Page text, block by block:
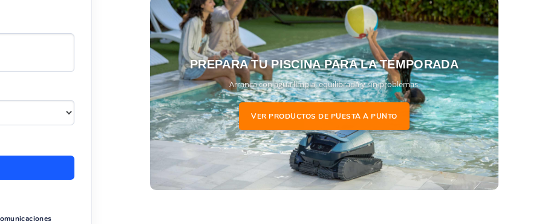
y mantenimiento de tu piscina.
PREPARA TU PISCINA PARA LA TEMPORADA
Arranca con agua limpia, equilibrada y sin problemas.
VER PRODUCTOS DE PUESTA A PUNTO